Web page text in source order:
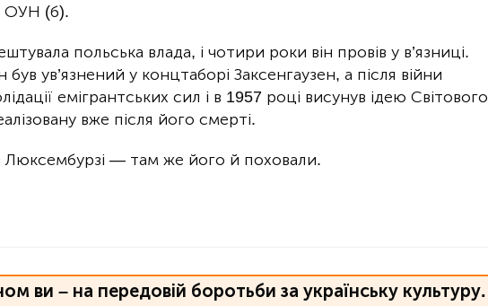
ОУН (б).
польська влада, і чотири роки він провів у в’язниці.
ув’язнений у концтаборі Заксенгаузен, а після війни
емігрантських сил і в 1957 році висунув ідею Світового
вже після його смерті.
Люксембурзі — там же його й поховали.
ви – на передовій боротьби за українську культуру.